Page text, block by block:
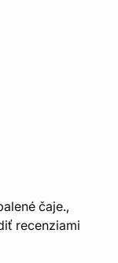
čaje.,
recenziami